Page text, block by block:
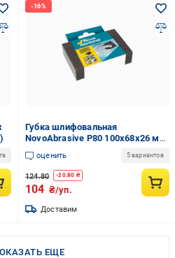
Губка шлифовальная
NovoAbrasive Р80 100х68х26 мм
вспененный полиуретан 2 шт.
(INKRL00SNA00008000)
оценить 5 вариантов
124.80 -20.80 ₴
104 ₴/уп.
Доставим
ЕЩЕ